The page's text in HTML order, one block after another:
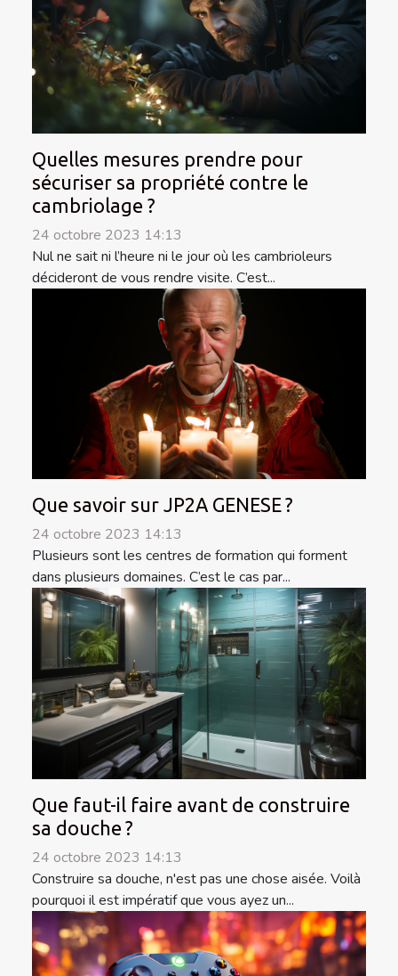
Quelles mesures prendre pour
sécuriser sa propriété contre le
cambriolage ?
24 octobre 2023 14:13
Nul ne sait ni l’heure ni le jour où les cambrioleurs
décideront de vous rendre visite. C’est...
Que savoir sur JP2A GENESE ?
24 octobre 2023 14:13
Plusieurs sont les centres de formation qui forment
dans plusieurs domaines. C’est le cas par...
Que faut-il faire avant de construire
sa douche ?
24 octobre 2023 14:13
Construire sa douche, n'est pas une chose aisée. Voilà
pourquoi il est impératif que vous ayez un...